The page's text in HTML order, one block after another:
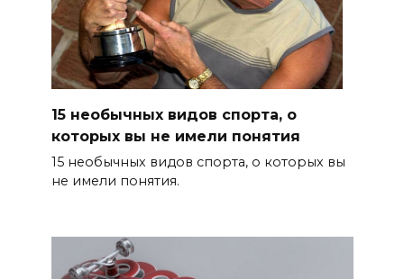
15 необычных видов спорта, о
которых вы не имели понятия
15 необычных видов спорта, о которых вы
не имели понятия.